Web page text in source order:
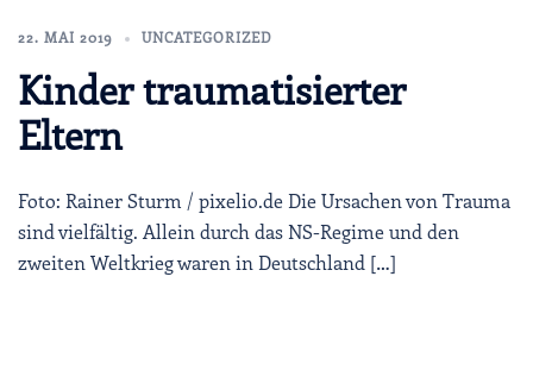
22. MAI 2019 UNCATEGORIZED
Kinder traumatisierter
Eltern
Foto: Rainer Sturm / pixelio.de Die Ursachen von Trauma
sind vielfältig. Allein durch das NS-Regime und den
zweiten Weltkrieg waren in Deutschland […]